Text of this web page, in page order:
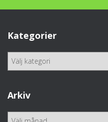
Kategorier
g
o
Arkiv
A